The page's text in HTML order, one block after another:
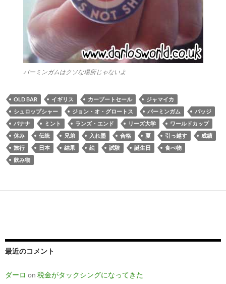
バーミンガムはクソな場所じゃないよ
OLD BAR イギリス カーブートセール
ジャマイカ
シュロップシャー
ジョン・オ・グロートス バーミンガム
バッジ
バナナ
ミント ランズ・エンド リーズ大学
ワールドカップ
休み
伝統 兄弟 入れ墨 合格 夏 引っ越す
成績
旅行
日本 結果 絵 試験 誕生日
食べ物
飲み物
最近のコメント
ダーロ on 税金がタックシングになってきた